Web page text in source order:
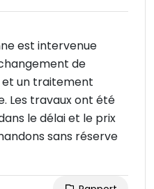
est intervenue
de
un traitement
Les travaux ont été
le délai et le prix
sans réserve